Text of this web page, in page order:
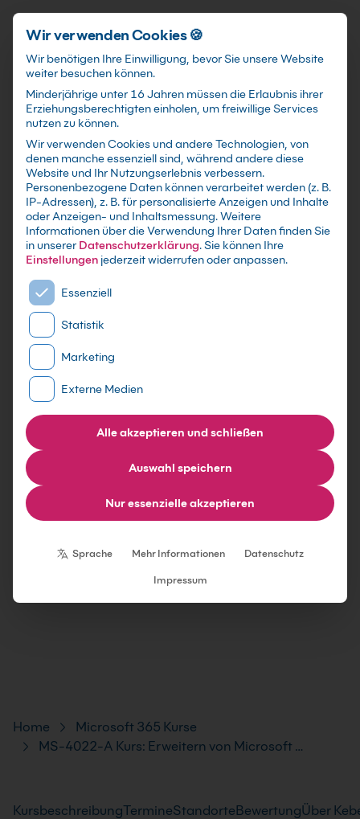
Schnellzugriff
MS-4022-A Kurs:
Erweitern von Microsoft
365 Copilot in Copilot
Studio
mit Zertifikat - Kurse zu festen Terminen sowie
individuelle Firmen -und Inhouse-Schulungen
nach Maß - Live Online oder in Präsenz lernen -
In kleinen Gruppen oder im gezielten
Einzelcoaching
Pfad-Navigation
Home
Microsoft 365 Kurse
MS-4022-A Kurs: Erweitern von Microsoft …
KursbeschreibungTermineStandorteBewertungÜber
Wir verwenden Cookies 🍪
Wir benötigen Ihre Einwilligung, bevor Sie unsere Website
weiter besuchen können.
Minderjährige unter 16 Jahren müssen die Erlaubnis ihrer
Erziehungsberechtigten einholen, um freiwillige Services
nutzen zu können.
Wir verwenden Cookies und andere Technologien, von
denen manche essenziell sind, während andere diese
Website und Ihr Nutzungserlebnis verbessern.
Personenbezogene Daten können verarbeitet werden (z. B.
IP-Adressen), z. B. für personalisierte Anzeigen und Inhalte
oder Anzeigen- und Inhaltsmessung.Weitere
Informationen über die Verwendung Ihrer Daten finden Sie
in unserer Datenschutzerklärung.Sie können Ihre
Einstellungen jederzeit widerrufen oder anpassen.
Es folgt eine Liste der Service-Gruppen, für die eine
Essenziell
Statistik
Marketing
Externe Medien
Alle akzeptieren und schließen
Auswahl speichern
Nur essenzielle akzeptieren
Sprache Mehr Informationen Datenschutz
Impressum